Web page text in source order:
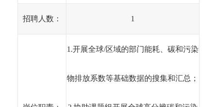
招聘人数： 1
1.开展全球/区域的部门能耗、碳和污染
物排放系数等基础数据的搜集和汇总；